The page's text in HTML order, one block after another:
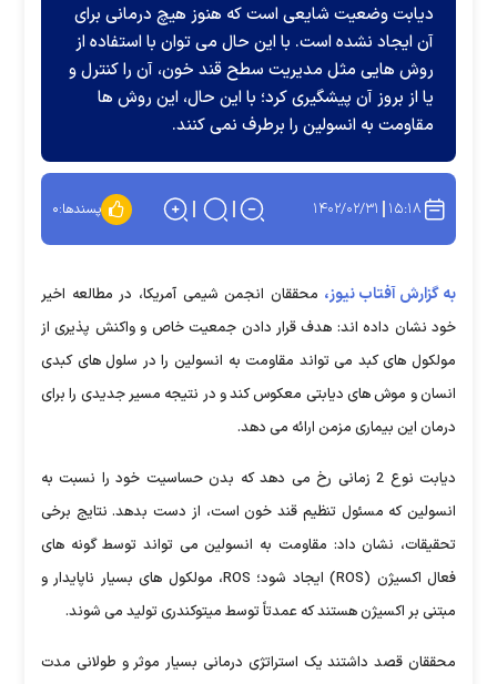
دیابت وضعیت شایعی است که هنوز هیچ درمانی برای
آن ایجاد نشده است. با این حال می توان با استفاده از
روش هایی مثل مدیریت سطح قند خون، آن را کنترل و
یا از بروز آن پیشگیری کرد؛ با این حال، این روش ها
مقاومت به انسولین را برطرف نمی ‌کنند.
۱۵:۱۸ ۱۴۰۲/۰۲/۳۱ پسندها:۰
به گزارش آفتاب نیوز، محققان انجمن شیمی آمریکا، در مطالعه اخیر
خود نشان داده اند: هدف قرار دادن جمعیت خاص و واکنش پذیری از
مولکول ‌های کبد می ‌تواند مقاومت به انسولین را در سلول‌ های کبدی
انسان و موش ‌های دیابتی معکوس کند و در نتیجه مسیر جدیدی را برای
درمان این بیماری مزمن ارائه می دهد.
دیابت نوع 2 زمانی رخ می دهد که بدن حساسیت خود را نسبت به
انسولین که مسئول تنظیم قند خون است، از دست بدهد. نتایج برخی
تحقیقات، نشان داد: مقاومت به انسولین می ‌تواند توسط گونه‌ های
فعال اکسیژن (ROS) ایجاد شود؛ ROS، مولکول های بسیار ناپایدار و
مبتنی بر اکسیژن هستند که عمدتاً توسط میتوکندری ‌تولید می ‌شوند.
محققان قصد داشتند یک استراتژی درمانی بسیار موثر و طولانی مدت